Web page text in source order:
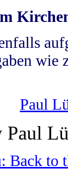
wie
Paul
Back to